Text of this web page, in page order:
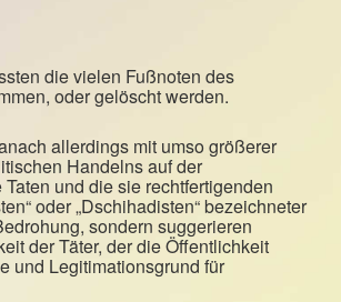
die vielen Fußnoten des
oder gelöscht werden.
allerdings mit umso größerer
Handelns auf der
und die sie rechtfertigenden
oder „Dschihadisten“ bezeichneter
sondern suggerieren
der Täter, der die Öffentlichkeit
und Legitimationsgrund für